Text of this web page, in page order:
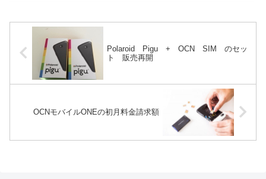
どころでもあるのですが、やは
う結果となっています。...
Polaroid Pigu + OCN SIM のセッ
ト 販売再開
OCNモバイルONEの初月料金請求額